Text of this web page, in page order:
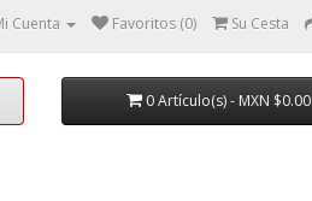
Cuenta Favoritos (0) Su Cesta
0 Artículo(s) - MXN $0.00